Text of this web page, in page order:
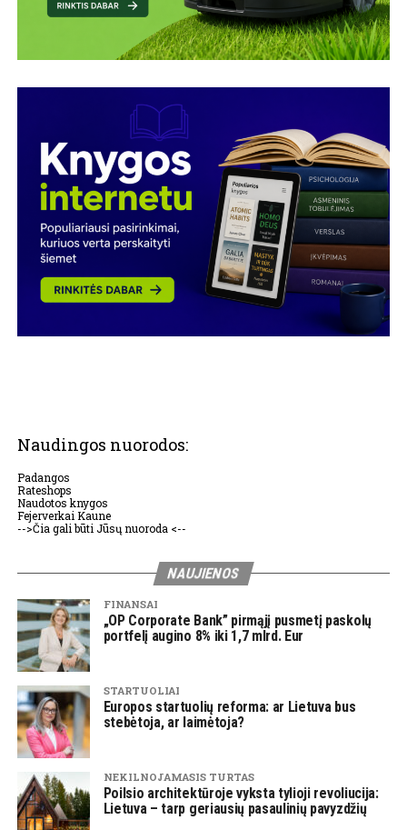
Naudingos nuorodos:
Padangos
Rateshops
Naudotos knygos
Fejerverkai Kaune
-->Čia gali būti Jūsų nuoroda <--
NAUJIENOS
FINANSAI
„OP Corporate Bank” pirmąjį pusmetį paskolų
portfelį augino 8% iki 1,7 mlrd. Eur
STARTUOLIAI
Europos startuolių reforma: ar Lietuva bus
stebėtoja, ar laimėtoja?
NEKILNOJAMASIS TURTAS
Poilsio architektūroje vyksta tylioji revoliucija:
Lietuva – tarp geriausių pasaulinių pavyzdžių